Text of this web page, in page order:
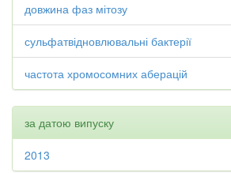
довжина фаз мітозу
сульфатвідновлювальні бактерії
частота хромосомних аберацій
за датою випуску
2013